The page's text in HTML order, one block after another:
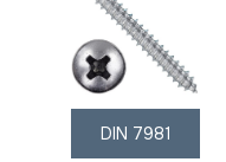
DIN 7981